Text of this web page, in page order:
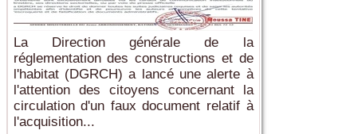
La Direction générale de la
réglementation des constructions et de
l'habitat (DGRCH) a lancé une alerte à
l'attention des citoyens concernant la
circulation d'un faux document relatif à
l'acquisition...